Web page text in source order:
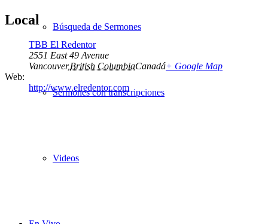
Búsqueda de Sermones
Sermones con transcripciones
Videos
Local
TBB El Redentor
2551 East 49 Avenue
Vancouver,British ColumbiaCanadá+ Google Map
Web:
http://www.elredentor.com